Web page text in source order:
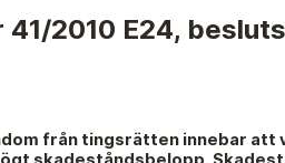
– grunden i det
ansluta till det medieetiska
41/2010 E24,
från tingsrätten innebar